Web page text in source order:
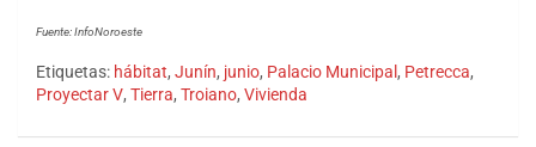
Fuente: InfoNoroeste
Etiquetas: hábitat, Junín, junio, Palacio Municipal , Petrecca,
Proyectar V, Tierra, Troiano, Vivienda